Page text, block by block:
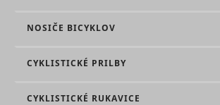
NOSIČE BICYKLOV
CYKLISTICKÉ PRILBY
CYKLISTICKÉ RUKAVICE